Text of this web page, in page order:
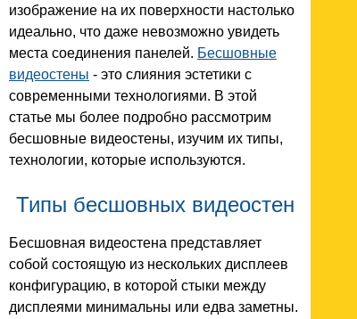
изображение на их поверхности настолько
идеально, что даже невозможно увидеть
места соединения панелей. Бесшовные
видеостены - это слияния эстетики с
современными технологиями. В этой
статье мы более подробно рассмотрим
бесшовные видеостены, изучим их типы,
технологии, которые используются.
Типы бесшовных видеостен
Бесшовная видеостена представляет
собой состоящую из нескольких дисплеев
конфигурацию, в которой стыки между
дисплеями минимальны или едва заметны.